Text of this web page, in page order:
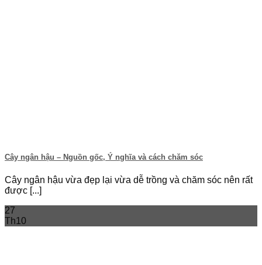
Cây ngân hậu – Nguồn gốc, Ý nghĩa và cách chăm sóc
Cây ngân hậu vừa đẹp lại vừa dễ trồng và chăm sóc nên rất
được [...]
27
Th10